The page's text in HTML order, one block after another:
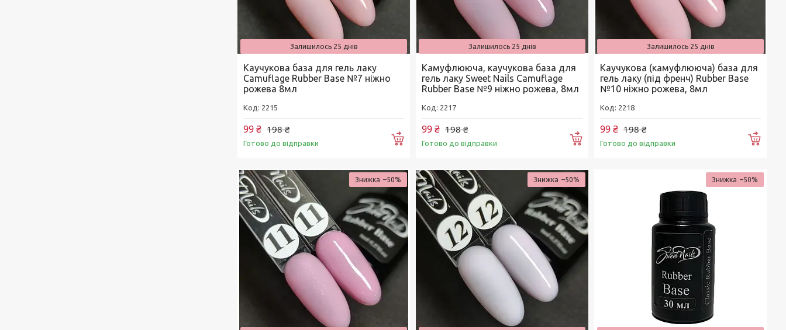
Залишилось 25 днів
Каучукова база для гель лаку
Camuflage Rubber Base №7 ніжно
рожева 8мл
2215
198 ₴
99 ₴
Готово до відправки Купити
Залишилось 25 днів
Камуфлююча, каучукова база для
гель лаку Sweet Nails Camuflage
Rubber Base №9 ніжно рожева, 8мл
2217
198 ₴
99 ₴
Готово до відправки Купити
Залишилось 25 днів
Каучукова (камуфлююча) база для
гель лаку (під френч) Rubber Base
№10 ніжно рожева, 8мл
2218
198 ₴
99 ₴
Готово до відправки
–50% –50% –50%